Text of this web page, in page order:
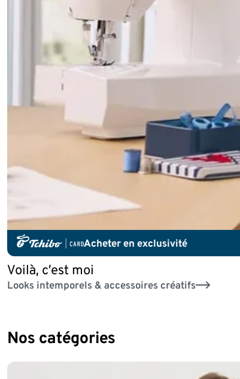
Acheter en exclusivité
Voilà, c’est moi
Looks intemporels & accessoires créatifs
Nos catégories
Fin de la liste